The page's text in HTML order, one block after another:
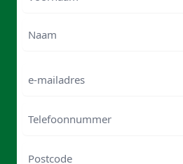
mailadres